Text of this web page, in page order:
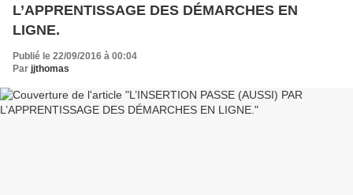
L’APPRENTISSAGE DES DÉMARCHES EN
LIGNE.
Publié le 22/09/2016 à 00:04
Par jjthomas